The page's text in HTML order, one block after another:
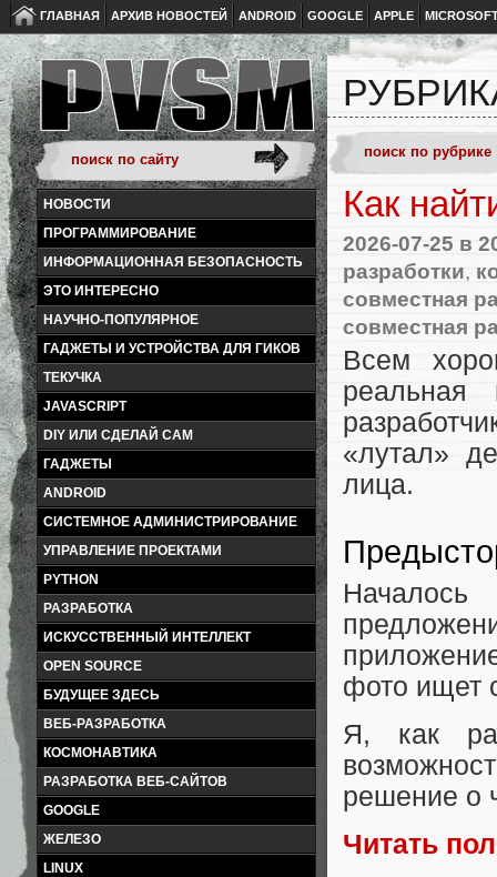
ГЛАВНАЯ АРХИВ НОВОСТЕЙ ANDROID GOOGLE APPLE
НОВОСТИ
ПРОГРАММИРОВАНИЕ
ИНФОРМАЦИОННАЯ БЕЗОПАСНОСТЬ
ЭТО ИНТЕРЕСНО
НАУЧНО-ПОПУЛЯРНОЕ
ГАДЖЕТЫ И УСТРОЙСТВА ДЛЯ ГИКОВ
ТЕКУЧКА
JAVASCRIPT
DIY ИЛИ СДЕЛАЙ САМ
ГАДЖЕТЫ
ANDROID
СИСТЕМНОЕ АДМИНИСТРИРОВАНИЕ
УПРАВЛЕНИЕ ПРОЕКТАМИ
PYTHON
РАЗРАБОТКА
ИСКУССТВЕННЫЙ ИНТЕЛЛЕКТ
OPEN SOURCE
БУДУЩЕЕ ЗДЕСЬ
ВЕБ-РАЗРАБОТКА
КОСМОНАВТИКА
РАЗРАБОТКА ВЕБ-САЙТОВ
GOOGLE
ЖЕЛЕЗО
LINUX
Как
2026-07-25 в
разработки,
совместная
совместная
Всем
«лутал»
лица.
фото ищет
Я, как
решение о
Читать